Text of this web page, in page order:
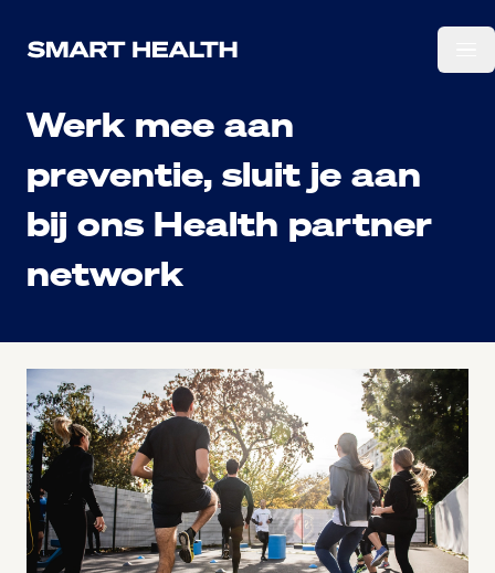
Werk mee aan
preventie, sluit je aan
bij ons Health partner
network